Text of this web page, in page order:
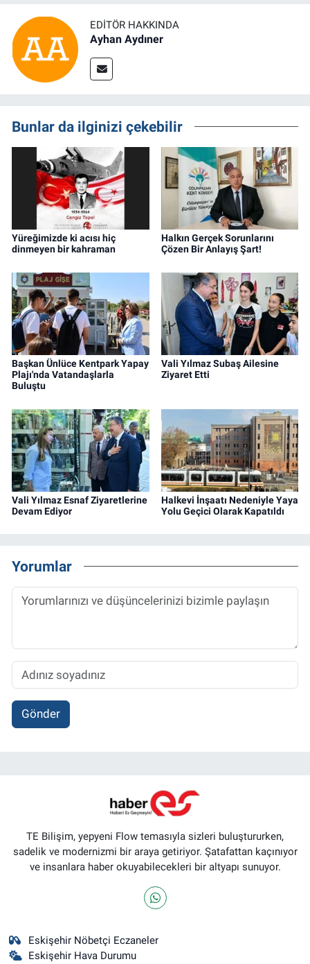
EDITÖR HAKKINDA
Ayhan Aydıner
Bunlar da ilginizi çekebilir
Yüreğimizde ki acısı hiç
dinmeyen bir kahraman
Halkın Gerçek Sorunlarını
Çözen Bir Anlayış Şart!
Başkan Ünlüce Kentpark Yapay
Plajı'nda Vatandaşlarla
Buluştu
Vali Yılmaz Subaş Ailesine
Ziyaret Etti
Vali Yılmaz Esnaf Ziyaretlerine
Devam Ediyor
Halkevi İnşaatı Nedeniyle Yaya
Yolu Geçici Olarak Kapatıldı
Yorumlar
Gönder
TE Bilişim, yepyeni Flow temasıyla sizleri buluştururken,
sadelik ve modernizmi bir araya getiriyor. Şatafattan kaçınıyor
ve insanlara haber okuyabilecekleri bir altyapı sunuyor.
Eskişehir Nöbetçi Eczaneler
Eskişehir Hava Durumu